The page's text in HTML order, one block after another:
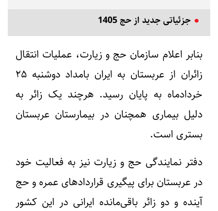
جزئیاتی جدید از حج 1405
بنابر اعلام سازمان حج و زیارت، عملیات انتقال
زائران از عربستان به ایران بامداد دوشنبه ۲۵
خردادماه به پایان رسید. هرچندیک زائر به
دلیل بیماری همچنان در بیمارستان عربستان
بستری است.
دفتر نمایندگی حج و زیارت نیز به فعالیت خود
در عربستان برای پیگیری قراردادهای عمره و حج
آینده و دو زائر باقی‌مانده ایرانی در این کشور